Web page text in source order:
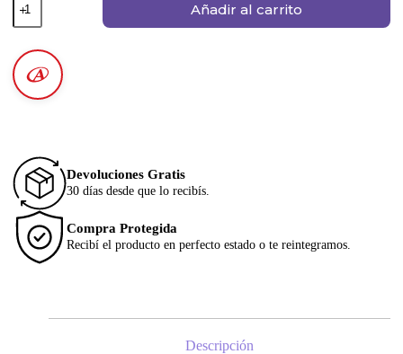
Añadir al carrito
Devoluciones Gratis
30 días desde que lo recibís.
Compra Protegida
Recibí el producto en perfecto estado o te reintegramos.
Descripción